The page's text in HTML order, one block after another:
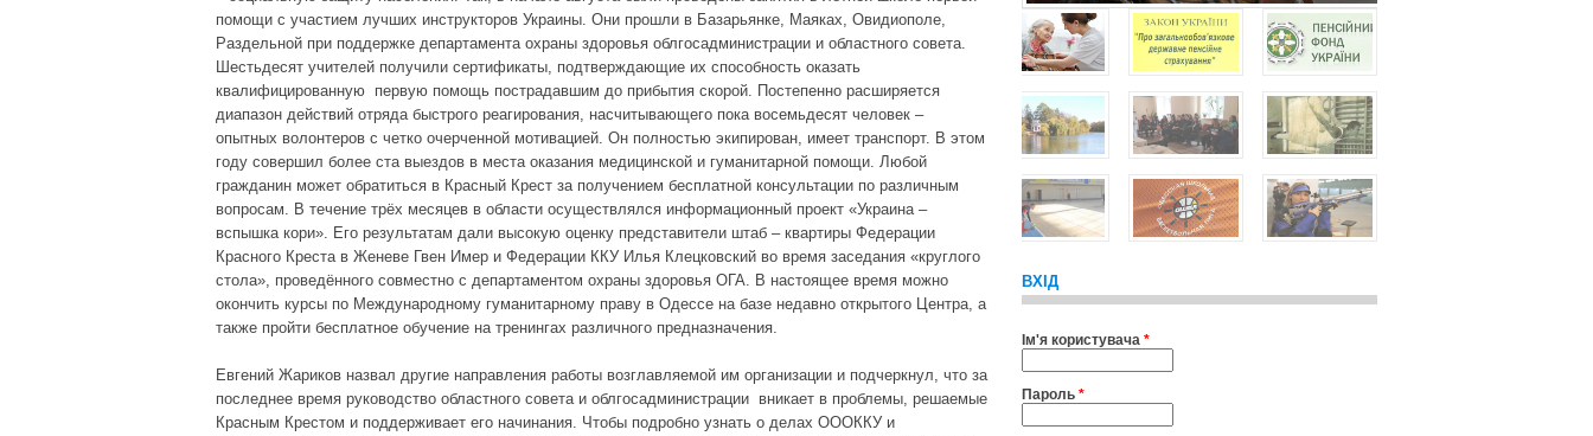
помощи с участием лучших инструкторов Украины. Они прошли в Базарьянке, Маяках, Овидиополе,
Раздельной при поддержке департамента охраны здоровья облгосадминистрации и областного совета.
Шестьдесят учителей получили сертификаты, подтверждающие их способность оказать
квалифицированную первую помощь пострадавшим до прибытия скорой. Постепенно расширяется
диапазон действий отряда быстрого реагирования, насчитывающего пока восемьдесят человек –
опытных волонтеров с четко очерченной мотивацией. Он полностью экипирован, имеет транспорт. В этом
году совершил более ста выездов в места оказания медицинской и гуманитарной помощи. Любой
гражданин может обратиться в Красный Крест за получением бесплатной консультации по различным
вопросам. В течение трёх месяцев в области осуществлялся информационный проект «Украина –
вспышка кори». Его результатам дали высокую оценку представители штаб – квартиры Федерации
Красного Креста в Женеве Гвен Имер и Федерации ККУ Илья Клецковский во время заседания «круглого
стола», проведённого совместно с департаментом охраны здоровья ОГА. В настоящее время можно
окончить курсы по Международному гуманитарному праву в Одессе на базе недавно открытого Центра, а
также пройти бесплатное обучение на тренингах различного предназначения.
Евгений Жариков назвал другие направления работы возглавляемой им организации и подчеркнул, что за
последнее время руководство областного совета и облгосадминистрации вникает в проблемы, решаемые
Красным Крестом и поддерживает его начинания. Чтобы подробно узнать о делах ОООККУ и
ВХІД
Ім'я користувача *
Пароль *